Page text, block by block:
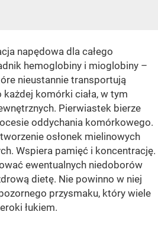
napędowa dla całego
hemoglobiny i mioglobiny –
nieustannie transportują
każdej komórki ciała, w tym
Pierwiastek bierze
oddychania komórkowego.
osłonek mielinowych
Wspiera pamięć i koncentrację.
ewentualnych niedoborów
dietę. Nie powinno w niej
przysmaku, który wiele
łukiem.